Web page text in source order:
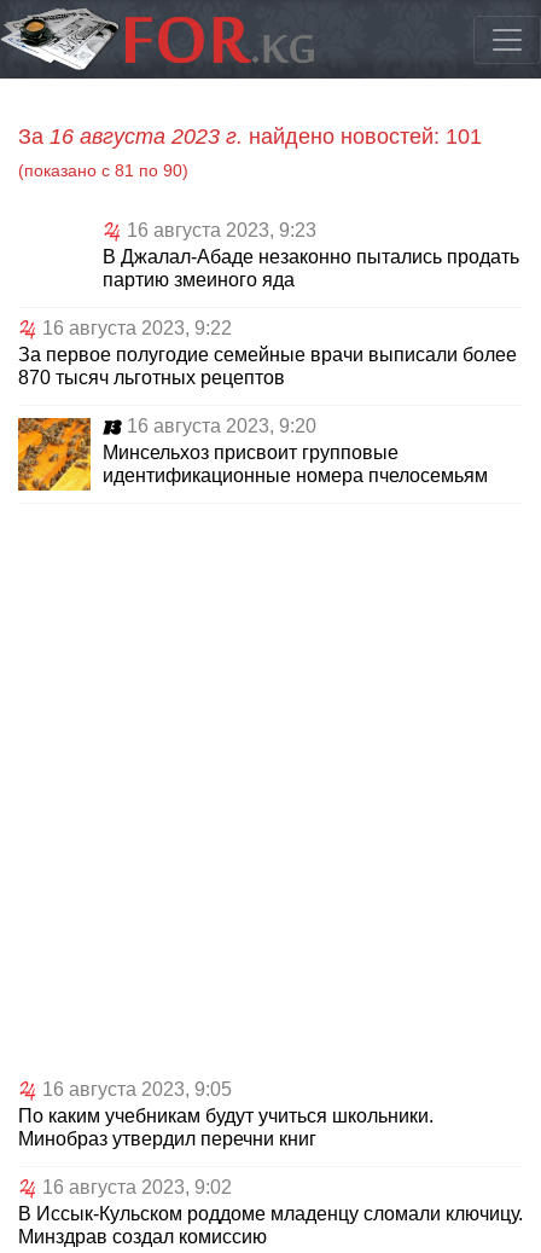
За 16 августа 2023 г. найдено новостей: 101
(показано с 81 по 90)
16 августа 2023, 9:23
В Джалал-Абаде незаконно пытались продать
партию змеиного яда
16 августа 2023, 9:22
За первое полугодие семейные врачи выписали более
870 тысяч льготных рецептов
16 августа 2023, 9:20
Минсельхоз присвоит групповые
идентификационные номера пчелосемьям
16 августа 2023, 9:05
По каким учебникам будут учиться школьники.
Минобраз утвердил перечни книг
16 августа 2023, 9:02
В Иссык-Кульском роддоме младенцу сломали ключицу.
Минздрав создал комиссию